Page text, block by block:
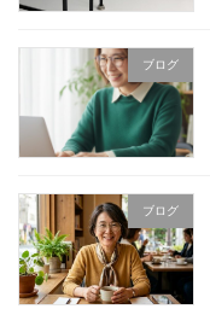
ブログ
ブログ